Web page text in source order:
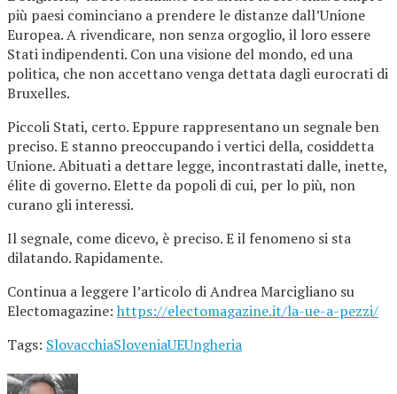
più paesi cominciano a prendere le distanze dall’Unione
Europea. A rivendicare, non senza orgoglio, il loro essere
Stati indipendenti. Con una visione del mondo, ed una
politica, che non accettano venga dettata dagli eurocrati di
Bruxelles.
Piccoli Stati, certo. Eppure rappresentano un segnale ben
preciso. E stanno preoccupando i vertici della, cosiddetta
Unione. Abituati a dettare legge, incontrastati dalle, inette,
élite di governo. Elette da popoli di cui, per lo più, non
curano gli interessi.
Il segnale, come dicevo, è preciso. E il fenomeno si sta
dilatando. Rapidamente.
Continua a leggere l’articolo di Andrea Marcigliano su
Electomagazine: https://electomagazine.it/la-ue-a-pezzi/
Tags: SlovacchiaSloveniaUEUngheria